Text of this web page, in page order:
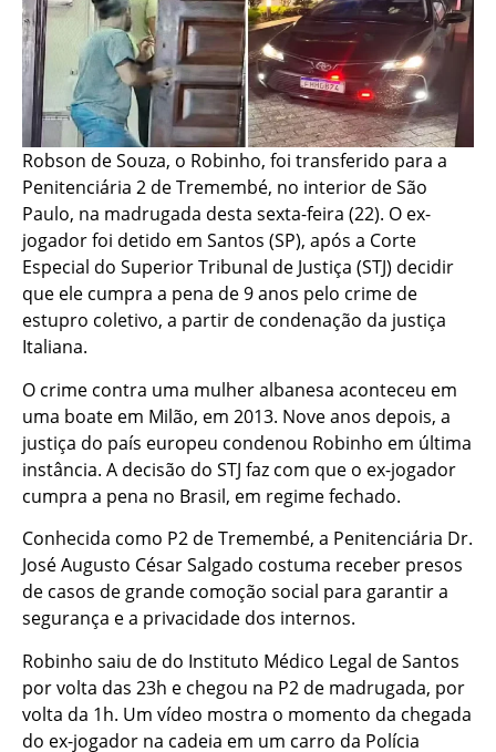
Robson de Souza, o Robinho, foi transferido para a
Penitenciária 2 de Tremembé, no interior de São
Paulo, na madrugada desta sexta-feira (22). O ex-
jogador foi detido em Santos (SP), após a Corte
Especial do Superior Tribunal de Justiça (STJ) decidir
que ele cumpra a pena de 9 anos pelo crime de
estupro coletivo, a partir de condenação da justiça
Italiana.
O crime contra uma mulher albanesa aconteceu em
uma boate em Milão, em 2013. Nove anos depois, a
justiça do país europeu condenou Robinho em última
instância. A decisão do STJ faz com que o ex-jogador
cumpra a pena no Brasil, em regime fechado.
Conhecida como P2 de Tremembé, a Penitenciária Dr.
José Augusto César Salgado costuma receber presos
de casos de grande comoção social para garantir a
segurança e a privacidade dos internos.
Robinho saiu de do Instituto Médico Legal de Santos
por volta das 23h e chegou na P2 de madrugada, por
volta da 1h. Um vídeo mostra o momento da chegada
do ex-jogador na cadeia em um carro da Polícia